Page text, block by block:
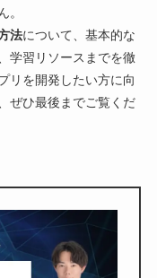
。
法について、基本的な
学習リソースまでを徹
リを開発したい方に向
ぜひ最後までご覧くだ